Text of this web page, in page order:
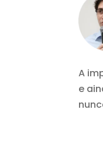
A
e